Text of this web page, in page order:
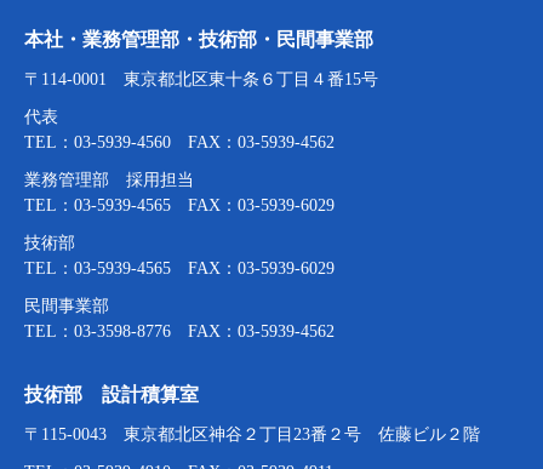
本社・業務管理部・技術部・民間事業部
〒114-0001 東京都北区東十条６丁目４番15号
代表
TEL：03-5939-4560 FAX：03-5939-4562
業務管理部 採用担当
TEL：03-5939-4565 FAX：03-5939-6029
技術部
TEL：03-5939-4565 FAX：03-5939-6029
民間事業部
TEL：03-3598-8776 FAX：03-5939-4562
技術部 設計積算室
〒115-0043 東京都北区神谷２丁目23番２号 佐藤ビル２階